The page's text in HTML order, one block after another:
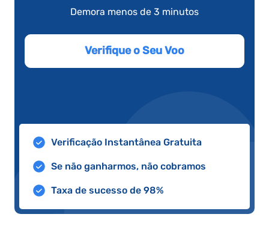
Demora menos de 3 minutos
Verifique o Seu Voo
Verificação Instantânea Gratuita
Se não ganharmos, não cobramos
Taxa de sucesso de 98%